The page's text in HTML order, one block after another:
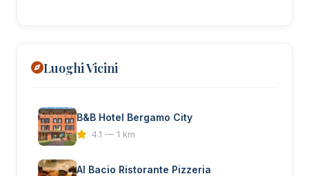
Luoghi Vicini
B&B Hotel Bergamo City
4.1 — 1 km
Al Bacio Ristorante Pizzeria